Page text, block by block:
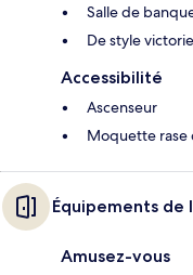
Salle de
De style
Accessibilité
Ascenseur
Moquette rase
Équipements de
Amusez-vous